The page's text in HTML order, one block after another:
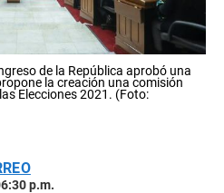
de la República aprobó una
la creación una comisión
Elecciones 2021. (Foto:
p.m.